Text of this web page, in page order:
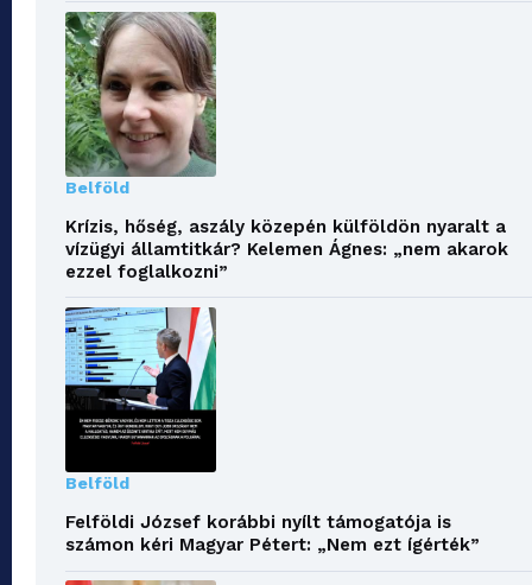
Belföld
Krízis, hőség, aszály közepén külföldön nyaralt a
vízügyi államtitkár? Kelemen Ágnes: „nem akarok
ezzel foglalkozni”
Belföld
Felföldi József korábbi nyílt támogatója is
számon kéri Magyar Pétert: „Nem ezt ígérték”